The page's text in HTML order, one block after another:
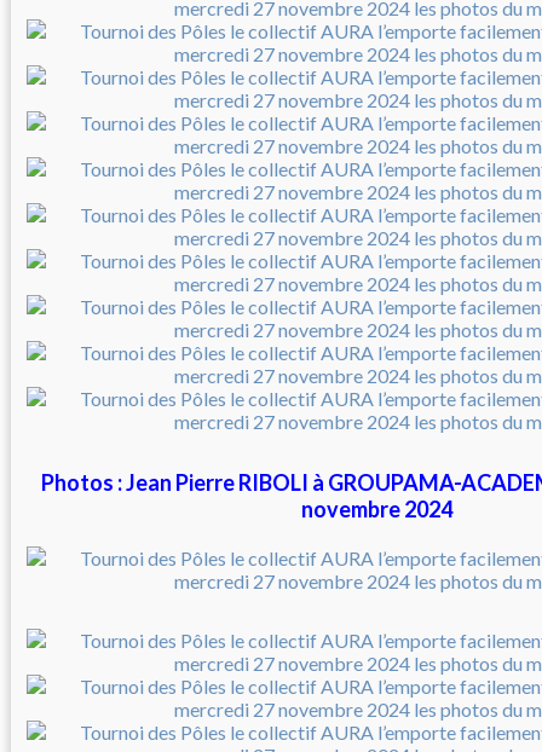
Photos : Jean Pierre RIBOLI à GROUPAMA-
novembre 2024